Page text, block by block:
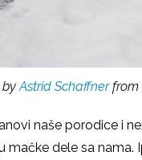
byAstrid Schaffnerfrom
naše porodice i
mačke dele sa nama.